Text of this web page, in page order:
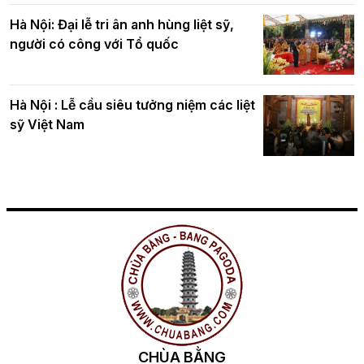
Hà Nội: Đại lễ tri ân anh hùng liệt sỹ,
người có công với Tổ quốc
Hà Nội : Lễ cầu siêu tưởng niệm các liệt
sỹ Việt Nam
CHÙA BẰNG